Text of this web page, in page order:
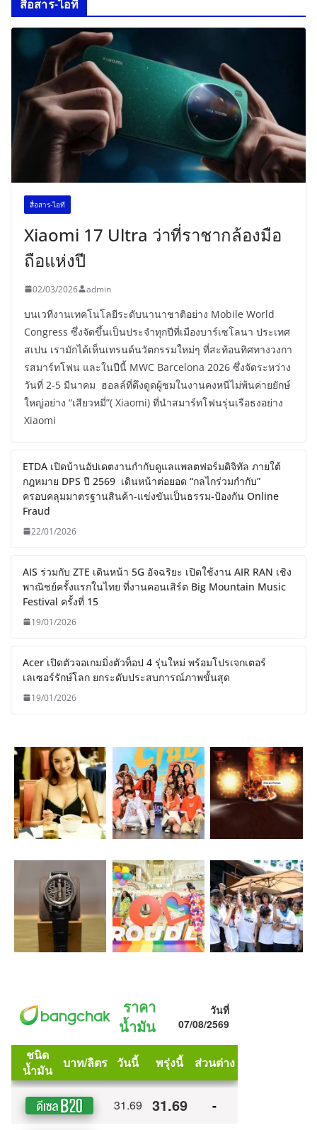
สื่อสาร-ไอที
สื่อสาร-ไอที
Xiaomi 17 Ultra ว่าที่ราชากล้องมือ
ถือแห่งปี
02/03/2026 admin
บนเวทีงานเทคโนโลยีระดับนานาชาติอย่าง Mobile World
Congress ซึ่งจัดขึ้นเป็นประจำทุกปีที่เมืองบาร์เซโลนา ประเทศ
สเปน เรามักได้เห็นเทรนด์นวัตกรรมใหม่ๆ ที่สะท้อนทิศทางวงกา
รสมาร์ทโฟน และในปีนี้ MWC Barcelona 2026 ซึ่งจัดระหว่าง
วันที่ 2-5 มีนาคม ฮอลล์ที่ดึงดูดผู้ชมในงานคงหนีไม่พ้นค่ายยักษ์
ใหญ่อย่าง “เสียวหมี่”( Xiaomi) ที่นำสมาร์ทโฟนรุ่นเรือธงอย่าง
Xiaomi
ETDA เปิดบ้านอัปเดตงานกำกับดูแลแพลตฟอร์มดิจิทัล ภายใต้
กฎหมาย DPS ปี 2569 เดินหน้าต่อยอด “กลไกร่วมกำกับ”
ครอบคลุมมาตรฐานสินค้า-แข่งขันเป็นธรรม-ป้องกัน Online
Fraud
22/01/2026
AIS ร่วมกับ ZTE เดินหน้า 5G อัจฉริยะ เปิดใช้งาน AIR RAN เชิง
พาณิชย์ครั้งแรกในไทย ที่งานคอนเสิร์ต Big Mountain Music
Festival ครั้งที่ 15
19/01/2026
Acer เปิดตัวจอเกมมิ่งตัวท็อป 4 รุ่นใหม่ พร้อมโปรเจกเตอร์
เลเซอร์รักษ์โลก ยกระดับประสบการณ์ภาพขั้นสุด
19/01/2026